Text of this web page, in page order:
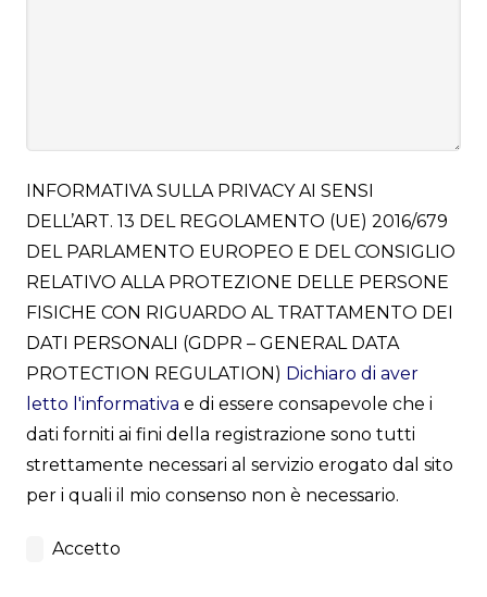
INFORMATIVA SULLA PRIVACY AI SENSI
DELL’ART. 13 DEL REGOLAMENTO (UE) 2016/679
DEL PARLAMENTO EUROPEO E DEL CONSIGLIO
RELATIVO ALLA PROTEZIONE DELLE PERSONE
FISICHE CON RIGUARDO AL TRATTAMENTO DEI
DATI PERSONALI (GDPR – GENERAL DATA
PROTECTION REGULATION) Dichiaro di aver
letto l'informativa e di essere consapevole che i
dati forniti ai fini della registrazione sono tutti
strettamente necessari al servizio erogato dal sito
per i quali il mio consenso non è necessario.
Accetto